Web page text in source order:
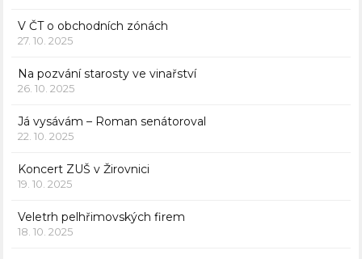
V ČT o obchodních zónách
27. 10. 2025
Na pozvání starosty ve vinařství
26. 10. 2025
Já vysávám – Roman senátoroval
22. 10. 2025
Koncert ZUŠ v Žirovnici
19. 10. 2025
Veletrh pelhřimovských firem
18. 10. 2025